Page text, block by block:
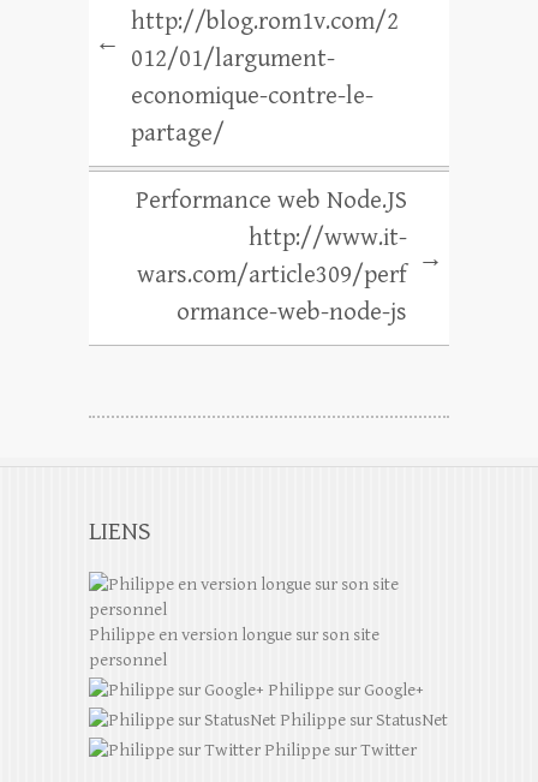
←
http://blog.rom1v.com/2
012/01/largument-
economique-contre-le-
partage/
Performance web Node.JS
http://www.it-
wars.com/article309/perf
ormance-web-node-js
→
LIENS
Philippe en version longue sur son site
personnel
Philippe sur Google+
Philippe sur StatusNet
Philippe sur Twitter